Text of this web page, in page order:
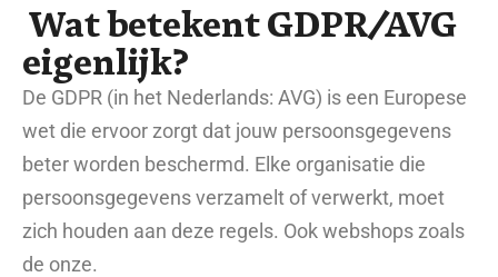
Wat betekent GDPR/AVG
eigenlijk?
De GDPR (in het Nederlands: AVG) is een Europese
wet die ervoor zorgt dat jouw persoonsgegevens
beter worden beschermd. Elke organisatie die
persoonsgegevens verzamelt of verwerkt, moet
zich houden aan deze regels. Ook webshops zoals
de onze.